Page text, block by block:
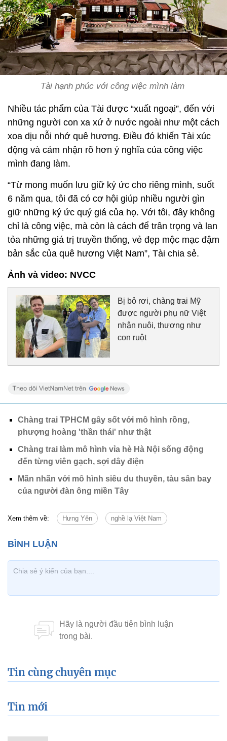
Tài hạnh phúc với công việc mình làm
Nhiều tác phẩm của Tài được “xuất ngoại”, đến với
những người con xa xứ ở nước ngoài như một cách
xoa dịu nỗi nhớ quê hương. Điều đó khiến Tài xúc
động và cảm nhận rõ hơn ý nghĩa của công việc
mình đang làm.
“Từ mong muốn lưu giữ ký ức cho riêng mình, suốt
6 năm qua, tôi đã có cơ hội giúp nhiều người gìn
giữ những ký ức quý giá của họ. Với tôi, đây không
chỉ là công việc, mà còn là cách để trân trọng và lan
tỏa những giá trị truyền thống, vẻ đẹp mộc mạc đậm
bản sắc của quê hương Việt Nam”, Tài chia sẻ.
Ảnh và video: NVCC
Bị bỏ rơi, chàng trai Mỹ
được người phụ nữ Việt
nhận nuôi, thương như
con ruột
Chàng trai TPHCM gây sốt với mô hình rồng,
phượng hoàng 'thần thái' như thật
Chàng trai làm mô hình vỉa hè Hà Nội sống động
đến từng viên gạch, sợi dây điện
Mãn nhãn với mô hình siêu du thuyền, tàu sân bay
của người đàn ông miền Tây
Xem thêm về: Hưng Yên nghề lạ Việt Nam
Tin cùng chuyên mục
Tin mới